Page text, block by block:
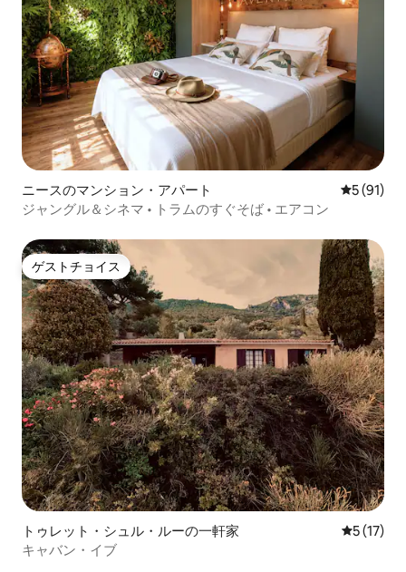
ニースのマンション・アパート レビュー
5 (91)
ジャングル＆シネマ • トラムのすぐそば • エアコン
ゲストチョイス
ゲストチョイス
トゥレット・シュル・ルーの一軒家 レビュー
5 (17)
キャバン・イブ